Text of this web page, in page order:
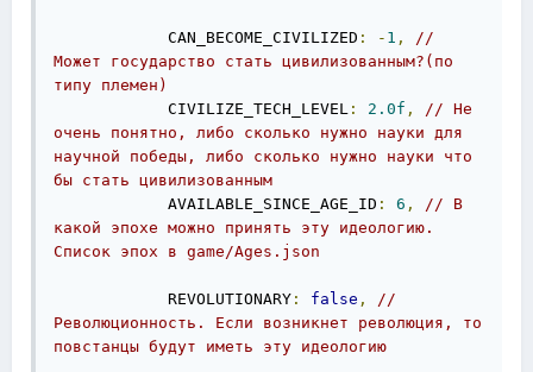
CAN_BECOME_CIVILIZED : - 1 ,
//
Может государство стать цивилизованным?(по
типу племен)
CIVILIZE_TECH_LEVEL : 2.0f ,
// Не
очень понятно, либо сколько нужно науки для
научной победы, либо сколько нужно науки что
бы стать цивилизованным
AVAILABLE_SINCE_AGE_ID : 6 ,
// В
какой эпохе можно принять эту идеологию.
Список эпох в game/Ages.json
REVOLUTIONARY : false ,
//
Революционность. Если возникнет революция, то
повстанцы будут иметь эту идеологию